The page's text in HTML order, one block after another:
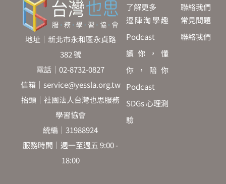
了解更多
逗陣淘學趣
Podcast
讀你，懂
你，陪你
Podcast
SDGs 心理測
驗
地址｜新北市永和區永貞路
382 號
電話｜02-8732-0827
信箱｜service@yessla.org.tw
抬頭｜社團法人台灣也思服務
學習協會
統編｜31988924
服務時間｜週一至週五 9:00 -
18:00
聯絡我們
常見問題
聯絡我們